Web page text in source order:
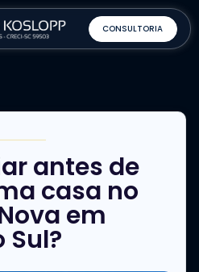
CONSULTORIA
antes de
casa no
em
Sul?